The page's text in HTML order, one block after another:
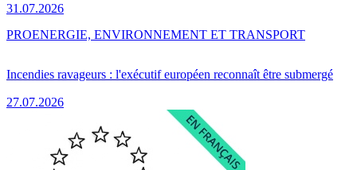
31.07.2026
Incendies ravageurs : l'exécutif européen reconnaît être submergé
27.07.2026
PROENERGIE, ENVIRONNEMENT ET TRANSPORT